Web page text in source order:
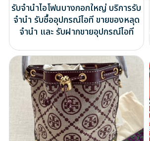
รับจำนำไอโฟนบางกอกใหญ่ บริการรับ
จำนำ รับซื้ออุปกรณ์ไอที ขายของหลุด
จำนำ และ รับฝากขายอุปกรณ์ไอที